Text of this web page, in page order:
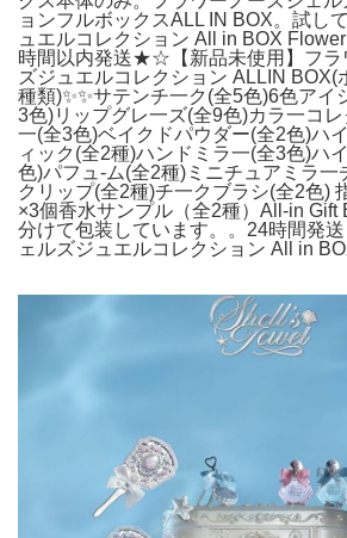
ョンフルボックスALL IN BOX。試し
ュエルコレクション All in BOX
時間以内発送★☆【新品未使用】フ
ズジュエルコレクション ALLIN BOX(
種類)✨✨サテンチ一ク(全5色)6色アイ
3色)リップグレ一ズ(全9色)カラ一コ
一(全3色)ベイクドパウダー(全2色)ハ
ィック(全2種)ハンドミラ一(全3色)ハ
色)パフュ-ム(全2種)ミニチュアミラ一
クリップ(全2種)チ一クブラシ(全2色)
×3個香水サンプル（全2種）All-in Gift
分けて包装しています。。24時間発
ェルズジュエルコレクション All in